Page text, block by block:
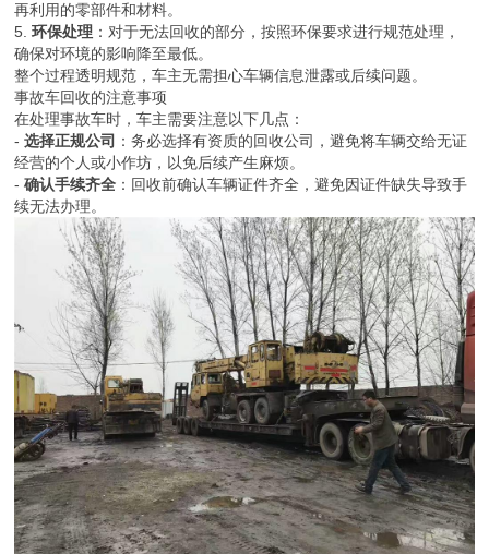
再利用的零部件和材料。
5.环保处理 ：对于无法回收的部分，按照环保要求进行规范处理，
确保对环境的影响降至最低。
整个过程透明规范，车主无需担心车辆信息泄露或后续问题。
事故车回收的注意事项
在处理事故车时，车主需要注意以下几点：
-选择正规公司 ：务必选择有资质的回收公司，避免将车辆交给无证
经营的个人或小作坊，以免后续产生麻烦。
-确认手续齐全 ：回收前确认车辆证件齐全，避免因证件缺失导致手
续无法办理。